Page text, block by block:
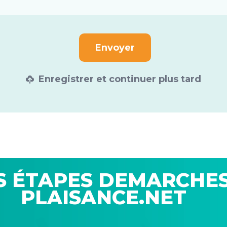
Enregistrer et continuer plus tard
ÉTAPES
PLAISANCE.NET